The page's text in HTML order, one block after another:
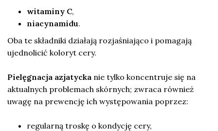
witaminy C,
niacynamidu.
Oba te składniki działają rozjaśniająco i pomagają
ujednolicić koloryt cery.
Pielęgnacja azjatycka nie tylko koncentruje się na
aktualnych problemach skórnych; zwraca również
uwagę na prewencję ich występowania poprzez:
regularną troskę o kondycję cery,